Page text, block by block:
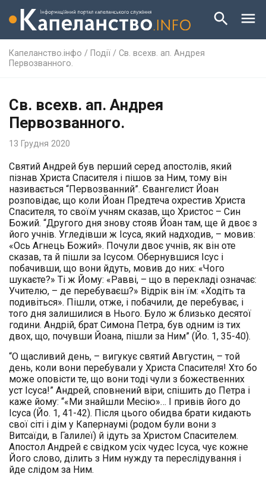
Капеланство.інфо / Події / Св. всехв. ап. Андрея
Первозванного.
Св. всехв. ап. Андрея
Первозванного.
13 Грудня 2020
Святий Андрей був перший серед апостолів, який
пізнав Христа Спасителя і пішов за Ним, тому він
називається “Первозванний”. Євангелист Йоан
розповідає, що коли Йоан Предтеча охрестив Христа
Спасителя, то своїм учням сказав, що Христос – Син
Божий. “Другого дня знову стояв Йоан там, ще й двоє з
його учнів. Угледівши ж Ісуса, який надходив, – мовив:
«Ось Агнець Божий». Почули двоє учнів, як він оте
сказав, та й пішли за Ісусом. Обернувшися Ісус і
побачивши, що вони йдуть, мовив до них: «Чого
шукаєте?» Ті ж Йому: «Равві, – що в перекладі означає:
Учителю, – де перебуваєш?» Відрік він їм: «Ходіть та
подивіться». Пішли, отже, і побачили, де перебуває, і
того дня залишилися в Нього. Було ж близько десятої
години. Андрій, брат Симона Петра, був одним із тих
двох, що, почувши Йоана, пішли за Ним” (Йо. 1, 35-40).
“О щасливий день, – вигукує святий Августин, – той
день, коли вони перебували у Христа Спасителя! Хто бо
може оповісти те, що вони тоді чули з божественних
уст Ісуса!” Андрей, сповнений віри, спішить до Петра і
каже йому: “«Ми знайшли Месію»… І привів його до
Ісуса (Йо. 1, 41-42). Після цього обидва брати кидають
свої сіті і дім у Капернаумі (родом були вони з
Витсаїди, в Галилеї) й ідуть за Христом Спасителем.
Апостол Андрей є свідком усіх чудес Ісуса, чує кожне
Його слово, ділить з Ним нужду та переслідування і
йде слідом за Ним.